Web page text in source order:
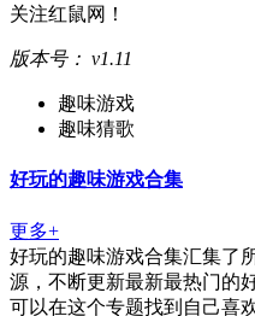
关注红鼠网！
版本号： v1.11
趣味游戏
趣味猜歌
好玩的趣味游戏合集
更多+
好玩的趣味游戏合集汇集了
源，不断更新最新最热门的
可以在这个专题找到自己喜